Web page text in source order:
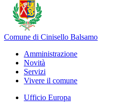
Comune di Cinisello Balsamo
Amministrazione
Novità
Servizi
Vivere il comune
Ufficio Europa